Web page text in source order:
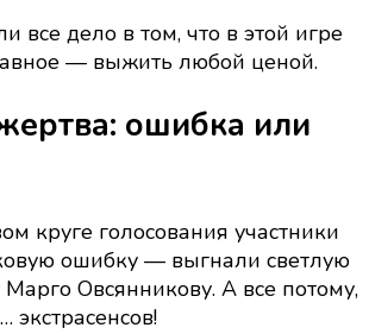
все дело в том, что в этой игре
— выжить любой ценой.
ошибка или
круге голосования участники
ошибку — выгнали светлую
Марго Овсянникову. А все потому,
экстрасенсов!